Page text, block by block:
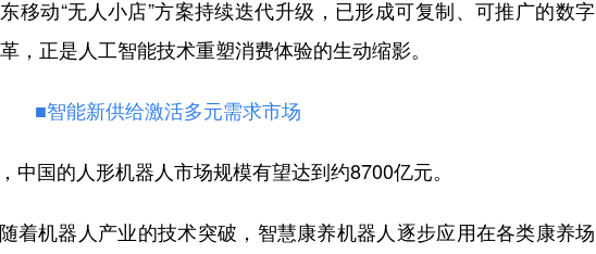
动“无人小店”方案持续迭代升级，已形成可复制、可推广的数
，正是人工智能技术重塑消费体验的生动缩影。
■智能新供给激活多元需求市场
国的人形机器人市场规模有望达到约8700亿元。
机器人产业的技术突破，智慧康养机器人逐步应用在各类康养